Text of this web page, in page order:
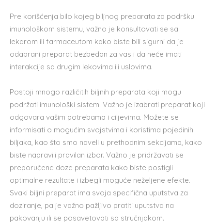
Pre korišćenja bilo kojeg biljnog preparata za podršku
imunološkom sistemu, važno je konsultovati se sa
lekarom ili farmaceutom kako biste bili sigurni da je
odabrani preparat bezbedan za vas i da neće imati
interakcije sa drugim lekovima ili uslovima.
Postoji mnogo različitih biljnih preparata koji mogu
podržati imunološki sistem. Važno je izabrati preparat koji
odgovara vašim potrebama i ciljevima. Možete se
informisati o mogućim svojstvima i koristima pojedinih
biljaka, kao što smo naveli u prethodnim sekcijama, kako
biste napravili pravilan izbor. Važno je pridržavati se
preporučene doze preparata kako biste postigli
optimalne rezultate i izbegli moguće neželjene efekte.
Svaki biljni preparat ima svoja specifična uputstva za
doziranje, pa je važno pažljivo pratiti uputstva na
pakovanju ili se posavetovati sa stručnjakom.